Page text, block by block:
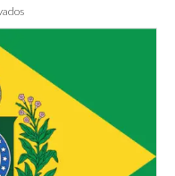
em
–
Independência
do
Brasil